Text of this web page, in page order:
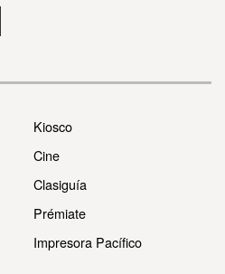
Kiosco
Cine
Clasiguía
Prémiate
Impresora Pacífico